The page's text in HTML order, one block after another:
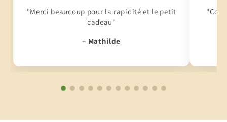
"Merci beaucoup pour la rapidité et le petit
cadeau"
– Mathilde